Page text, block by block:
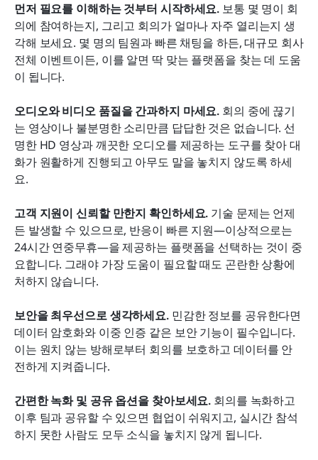
먼저 필요를 이해하는 것부터 시작하세요. 보통 몇 명이 회
의에 참여하는지, 그리고 회의가 얼마나 자주 열리는지 생
각해 보세요. 몇 명의 팀원과 빠른 채팅을 하든, 대규모 회사
전체 이벤트이든, 이를 알면 딱 맞는 플랫폼을 찾는 데 도움
이 됩니다.
오디오와 비디오 품질을 간과하지 마세요. 회의 중에 끊기
는 영상이나 불분명한 소리만큼 답답한 것은 없습니다. 선
명한 HD 영상과 깨끗한 오디오를 제공하는 도구를 찾아 대
화가 원활하게 진행되고 아무도 말을 놓치지 않도록 하세
요.
고객 지원이 신뢰할 만한지 확인하세요. 기술 문제는 언제
든 발생할 수 있으므로, 반응이 빠른 지원—이상적으로는
24시간 연중무휴—을 제공하는 플랫폼을 선택하는 것이 중
요합니다. 그래야 가장 도움이 필요할 때도 곤란한 상황에
처하지 않습니다.
보안을 최우선으로 생각하세요. 민감한 정보를 공유한다면
데이터 암호화와 이중 인증 같은 보안 기능이 필수입니다.
이는 원치 않는 방해로부터 회의를 보호하고 데이터를 안
전하게 지켜줍니다.
간편한 녹화 및 공유 옵션을 찾아보세요. 회의를 녹화하고
이후 팀과 공유할 수 있으면 협업이 쉬워지고, 실시간 참석
하지 못한 사람도 모두 소식을 놓치지 않게 됩니다.